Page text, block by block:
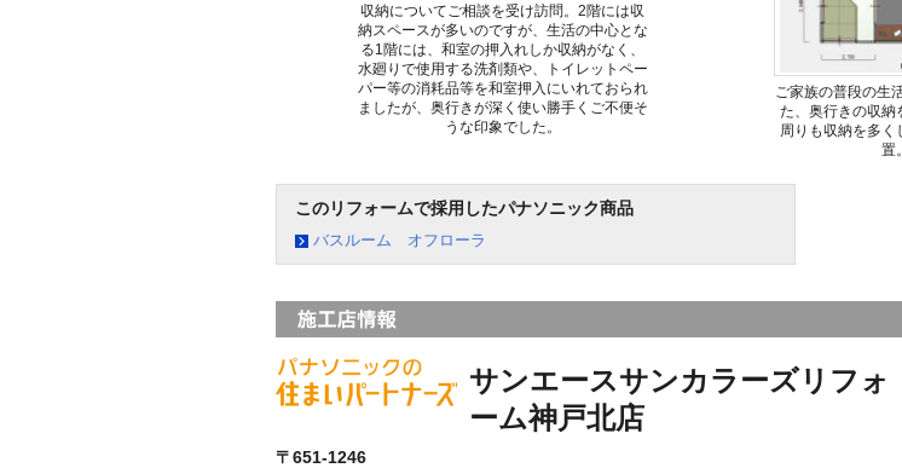
収納についてご相談を受け訪問。2階には収
納スペースが多いのですが、生活の中心とな
る1階には、和室の押入れしか収納がなく、
水廻りで使用する洗剤類や、トイレットペー
パー等の消耗品等を和室押入にいれておられ
ましたが、奥行きが深く使い勝手くご不便そ
うな印象でした。
ご家族の普段の生
た、奥行きの収納
周りも収納を多く
置
このリフォームで採用したパナソニック商品
バスルーム オフローラ
サンエースサンカラーズリフォ
ーム神戸北店
〒651-1246